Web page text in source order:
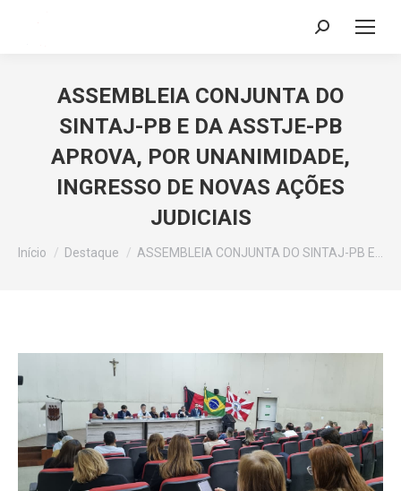
Search:
ASSEMBLEIA CONJUNTA DO
SINTAJ-PB E DA ASSTJE-PB
APROVA, POR UNANIMIDADE,
INGRESSO DE NOVAS AÇÕES
JUDICIAIS
Você está aqui:
Início Destaque ASSEMBLEIA CONJUNTA DO SINTAJ-PB E…